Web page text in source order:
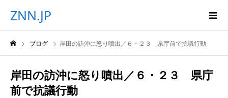
ZNN.JP
ブログ 岸田の訪沖に怒り噴出／６・２３ 県庁前で抗議行動
岸田の訪沖に怒り噴出／６・２３ 県庁
前で抗議行動